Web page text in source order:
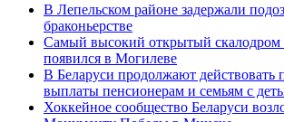
В Лепельском районе задержали
браконьерстве
Самый высокий открытый скалодром
появился в Могилеве
В Беларуси продолжают
выплаты пенсионерам и семьям с
Хоккейное сообщество Беларуси